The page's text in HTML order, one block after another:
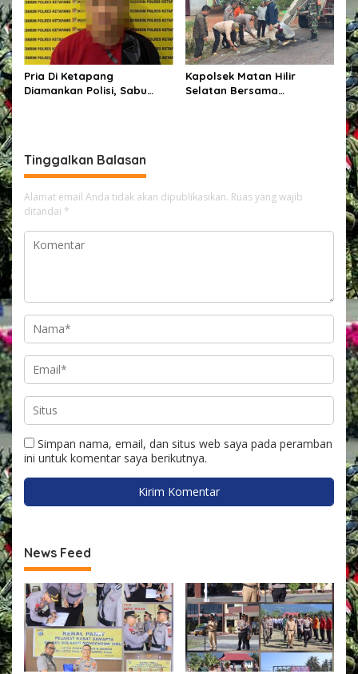
Pria Di Ketapang
Diamankan Polisi, Sabu
Kapolsek Matan Hilir
Selatan Bersama
Tinggalkan Balasan
Alamat email Anda tidak akan dipublikasikan. Ruas yang wajib
ditandai *
Simpan nama, email, dan situs web saya pada peramban
ini untuk komentar saya berikutnya.
News Feed